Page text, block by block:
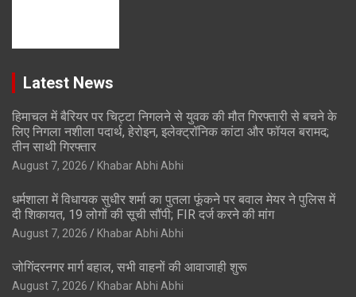
Latest News
हिमाचल में बैरियर पर चिट्टा निगलने से युवक की मौत गिरफ्तारी से बचने के
लिए निगला नशीला पदार्थ, हेरोइन, इलेक्ट्रॉनिक कांटा और फॉयल बरामद;
तीन साथी गिरफ्तार
August 7, 2026 Khabar Abhi Abhi
धर्मशाला में विधायक सुधीर शर्मा का पुतला फूंकने पर बवाल मेयर ने पुलिस में
दी शिकायत, 19 लोगों की सूची सौंपी; FIR दर्ज करने की मांग
August 7, 2026 Khabar Abhi Abhi
जोगिंदरनगर मार्ग बहाल, सभी वाहनों की आवाजाही शुरू
August 7, 2026 Khabar Abhi Abhi